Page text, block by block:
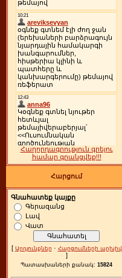
Հաղորդագրություն գրելու
համար գրանցվեք!!!
Հարցում
Գնահատեք կայքը
Գերազանց
Լավ
Վատ
[ Արդյունքներ · Հարցումների արխիվ
]
Պատասխաների քանակ: 15824